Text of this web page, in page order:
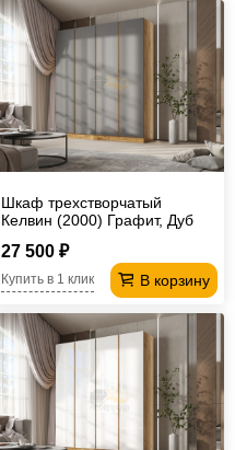
Шкаф трехстворчатый
Келвин (2000) Графит, Дуб
27 500 ₽
В корзину
Купить в 1 клик